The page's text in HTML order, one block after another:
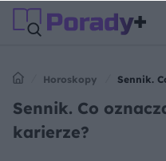
Horoskopy Sennik.
Sennik. Co
karierze?